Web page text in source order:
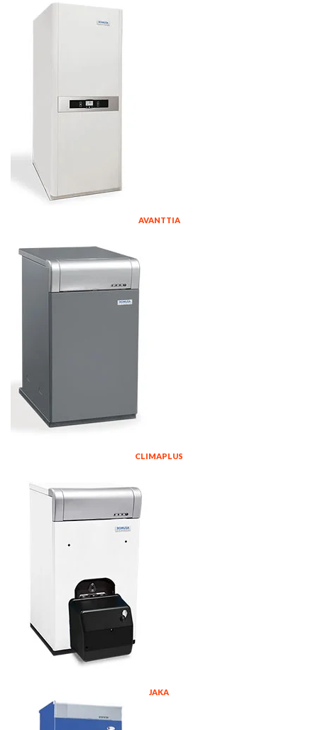
AVANTTIA
CLIMAPLUS
JAKA